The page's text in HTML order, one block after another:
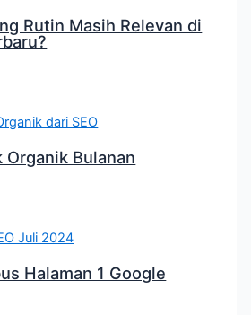
Rutin Masih Relevan di
Organik Bulanan
Halaman 1 Google